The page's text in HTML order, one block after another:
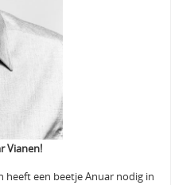
Vianen!
heeft een beetje Anuar nodig in